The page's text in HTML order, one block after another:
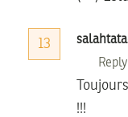
13
Reply
!!!